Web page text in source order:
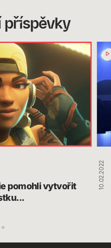
příspěvky
pomohli vytvořit
Od
Vi
–
jsou
od
Riot
10.02.2022